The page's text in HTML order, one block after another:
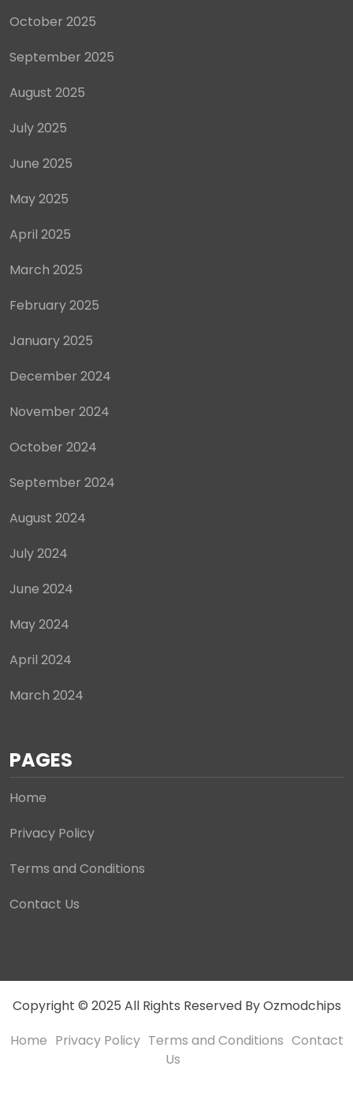
October 2025
September 2025
August 2025
July 2025
June 2025
May 2025
April 2025
March 2025
February 2025
January 2025
December 2024
November 2024
October 2024
September 2024
August 2024
July 2024
June 2024
May 2024
April 2024
March 2024
PAGES
Home
Privacy Policy
Terms and Conditions
Contact Us
Copyright © 2025 All Rights Reserved By Ozmodchips
Home Privacy Policy Terms and Conditions Contact
Us